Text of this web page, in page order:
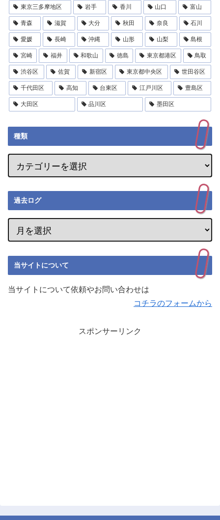
東京三多摩地区 岩手 香川 山口 富山
青森 滋賀 大分 秋田 奈良 石川
愛媛 長崎 沖縄 山形 山梨 島根
宮崎 福井 和歌山 徳島 東京都港区 鳥取
渋谷区 佐賀 新宿区 東京都中央区 世田谷区
千代田区 高知 台東区 江戸川区 豊島区
大田区 品川区 墨田区
種類
過去ログ
当サイトについて
当サイトについて依頼やお問い合わせは
コチラのフォームから
スポンサーリンク